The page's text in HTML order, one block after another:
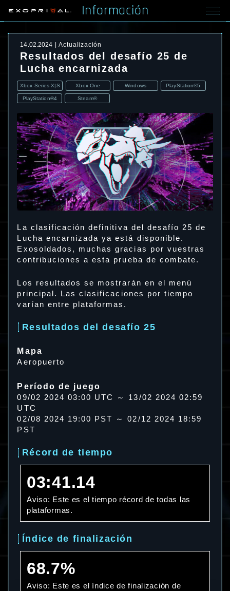
Información
14.02.2024 Actualización
Resultados del desafío 25 de
Lucha encarnizada
Xbox Series X|S Xbox One Windows PlayStation®5
PlayStation®4 Steam®
La clasificación definitiva del desafío 25 de
Lucha encarnizada ya está disponible.
Exosoldados, muchas gracias por vuestras
contribuciones a esta prueba de combate.
Los resultados se mostrarán en el menú
principal. Las clasificaciones por tiempo
varían entre plataformas.
Resultados del desafío 25
Mapa
Aeropuerto
Período de juego
09/02 2024 03:00 UTC ～ 13/02 2024 02:59
UTC
02/08 2024 19:00 PST ～ 02/12 2024 18:59
PST
Récord de tiempo
03:41.14
Aviso: Este es el tiempo récord de todas las
plataformas.
Índice de finalización
68.7%
Aviso: Este es el índice de finalización de